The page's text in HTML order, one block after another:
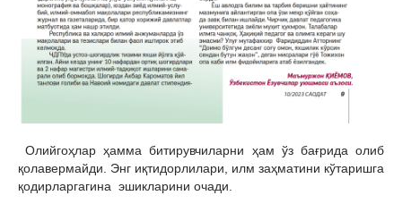
Олийгоҳлар ҳамма битирувчиларни ҳам ўз бағрида олиб
қолавермайди. Энг иқтидорлилари, илм заҳматини кўтаришга
қодирларгагина эшикларини очади.